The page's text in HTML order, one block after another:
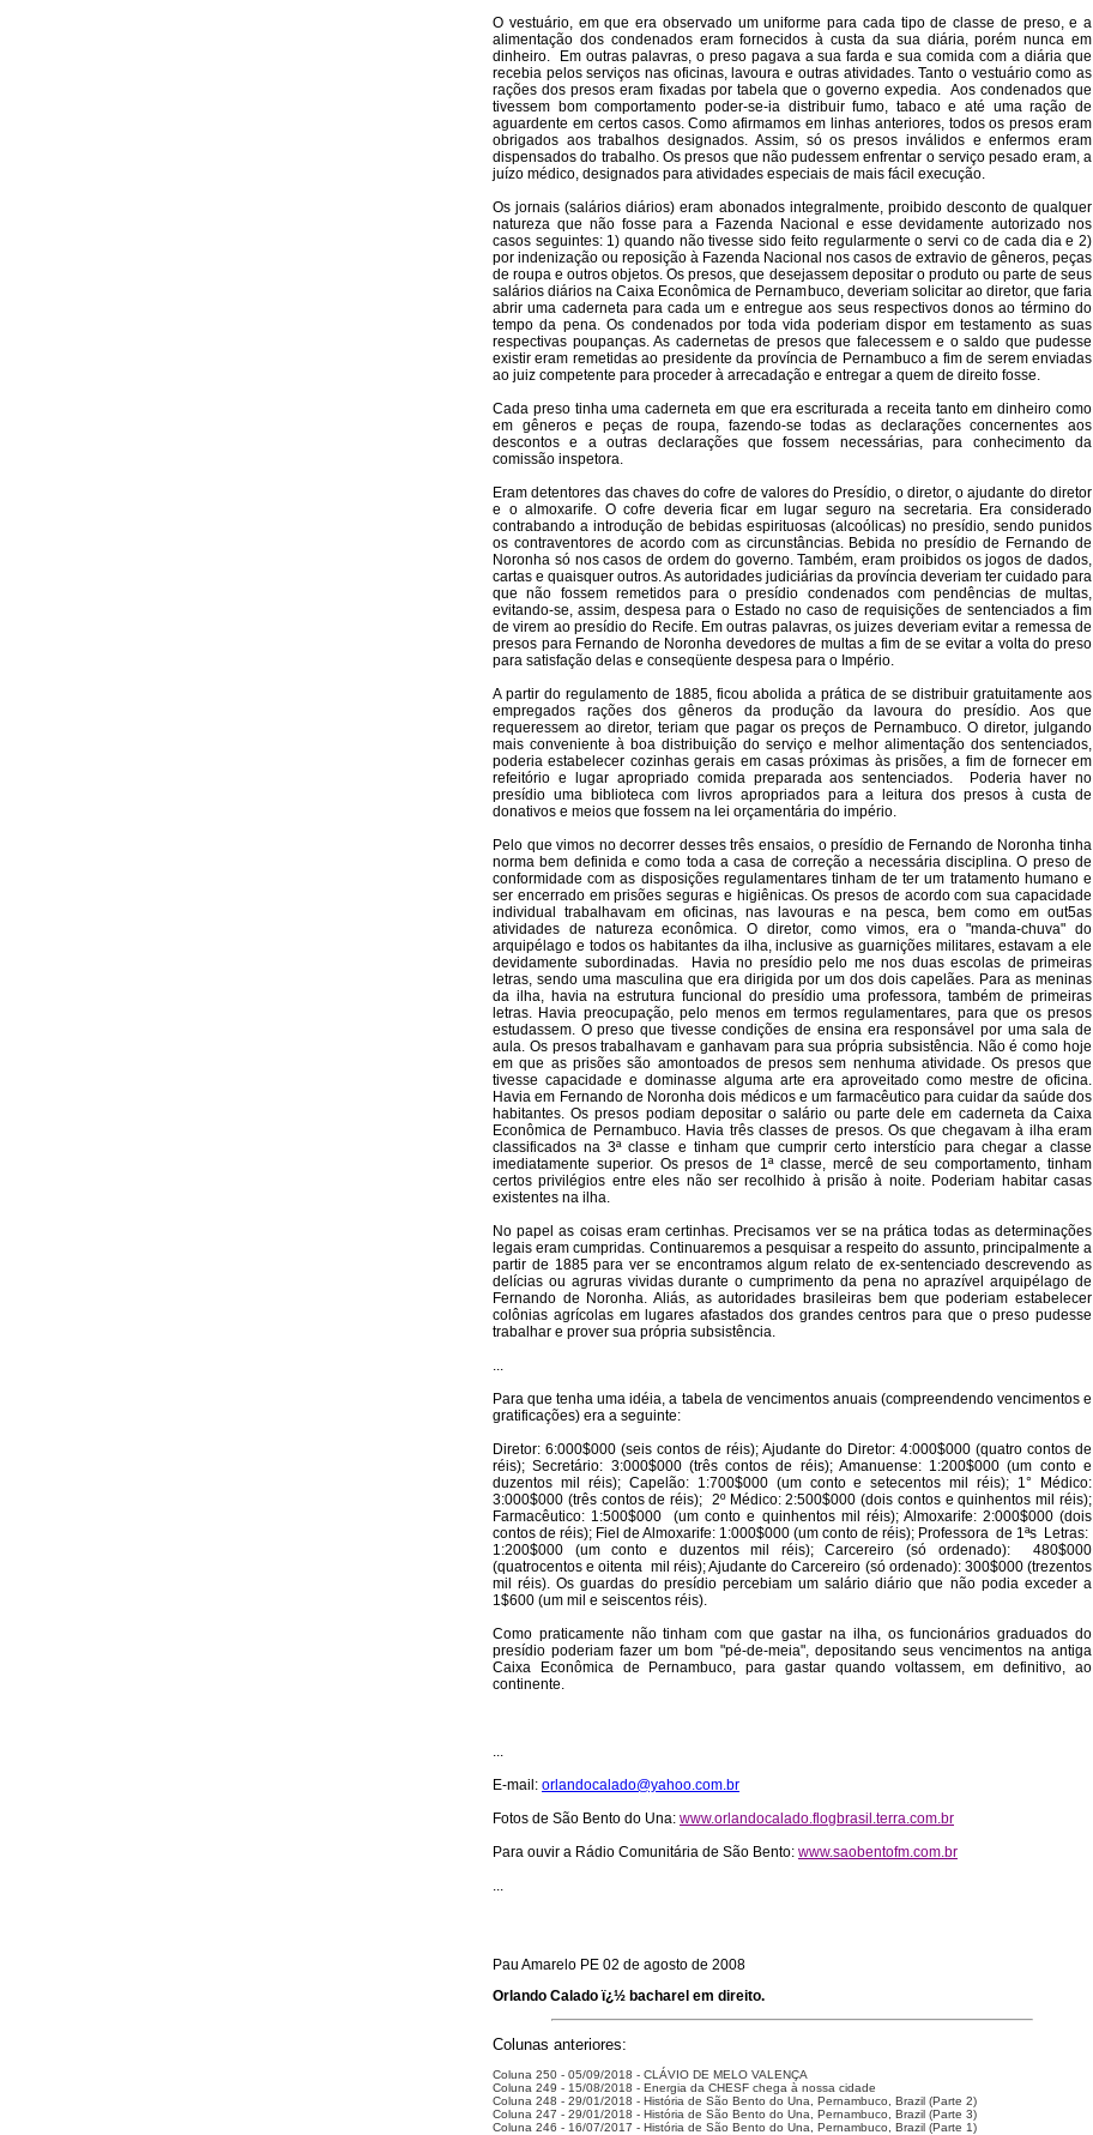
O vestuário, em que era observado um uniforme para cada tipo de classe de preso, e a
alimentação dos condenados eram fornecidos à custa da sua diária, porém nunca em
dinheiro.
Em outras palavras, o preso pagava a sua farda e sua comida com a diária que
recebia pelos serviços nas oficinas, lavoura e outras atividades. Tanto o vestuário como as
rações dos presos eram fixadas por tabela que o governo expedia. Aos condenados que
tivessem bom comportamento poder-se-ia distribuir fumo, tabaco e até uma ração de
aguardente em certos casos. Como afirmamos em linhas anteriores, todos os presos eram
obrigados aos trabalhos designados. Assim, só os presos inválidos e enfermos eram
dispensados do trabalho. Os presos que não pudessem enfrentar o serviço pesado eram, a
juízo médico, designados para atividades especiais de mais fácil execução.
Os jornais (salários diários) eram abonados integralmente, proibido desconto de qualquer
natureza que não fosse para a Fazenda Nacional e esse devidamente autorizado nos
casos seguintes: 1) quando não tivesse sido feito regularmente o servi co de cada dia e 2)
por indenização ou reposição à Fazenda Nacional nos casos de extravio de gêneros, peças
de roupa e outros objetos. Os presos, que desejassem depositar o produto ou parte de seus
salários diários na Caixa Econômica de Pernambuco, deveriam solicitar ao diretor, que faria
abrir uma caderneta para cada um e entregue aos seus respectivos donos ao término do
tempo da pena. Os condenados por toda vida poderiam dispor em testamento as suas
respectivas poupanças. As cadernetas de presos que falecessem e o saldo que pudesse
existir eram remetidas ao presidente da província de Pernambuco a fim de serem enviadas
ao juiz competente para proceder à arrecadação e entregar a quem de direito fosse.
Cada preso tinha uma caderneta em que era escriturada a receita tanto em dinheiro como
em gêneros e peças de roupa, fazendo-se todas as declarações concernentes aos
descontos e a outras declarações que fossem necessárias, para conhecimento da
comissão inspetora.
Eram detentores das chaves do cofre de valores do Presídio, o diretor, o ajudante do diretor
e o almoxarife. O cofre deveria ficar em lugar seguro na secretaria. Era considerado
contrabando a introdução de bebidas espirituosas (alcoólicas) no presídio, sendo punidos
os contraventores de acordo com as circunstâncias. Bebida no presídio de Fernando de
Noronha só nos casos de ordem do governo. Também, eram proibidos os jogos de dados,
cartas e quaisquer outros. As autoridades judiciárias da província deveriam ter cuidado para
que não fossem remetidos para o presídio condenados com pendências de multas,
evitando-se, assim, despesa para o Estado no caso de requisições de sentenciados a fim
de virem ao presídio do Recife. Em outras palavras, os juizes deveriam evitar a remessa de
presos para Fernando de Noronha devedores de multas a fim de se evitar a volta do preso
para satisfação delas e conseqüente despesa para o Império.
A partir do regulamento de 1885, ficou abolida a prática de se distribuir gratuitamente aos
empregados rações dos gêneros da produção da lavoura do presídio. Aos que
requeressem ao diretor, teriam que pagar os preços de Pernambuco. O diretor, julgando
mais conveniente à boa distribuição do serviço e melhor alimentação dos sentenciados,
poderia estabelecer cozinhas gerais em casas próximas às prisões, a fim de fornecer em
refeitório e lugar apropriado comida preparada aos sentenciados.
Poderia haver no
presídio uma biblioteca com livros apropriados para a leitura dos presos à custa de
donativos e meios que fossem na lei orçamentária do império.
Pelo que vimos no decorrer desses três ensaios, o presídio de Fernando de Noronha tinha
norma bem definida e como toda a casa de correção a necessária disciplina. O preso de
conformidade com as disposições regulamentares tinham de ter um tratamento humano e
ser encerrado em prisões seguras e higiênicas. Os presos de acordo com sua capacidade
individual trabalhavam em oficinas, nas lavouras e na pesca, bem como em out5as
atividades de natureza econômica. O diretor, como vimos, era o "manda-chuva" do
arquipélago e todos os habitantes da ilha, inclusive as guarnições militares, estavam a ele
devidamente subordinadas.
Havia no presídio pelo me nos duas escolas de primeiras
letras, sendo uma masculina que era dirigida por um dos dois capelães. Para as meninas
da ilha, havia na estrutura funcional do presídio uma professora, também de primeiras
letras. Havia preocupação, pelo menos em termos regulamentares, para que os presos
estudassem. O preso que tivesse condições de ensina era responsável por uma sala de
aula. Os presos trabalhavam e ganhavam para sua própria subsistência. Não é como hoje
em que as prisões são amontoados de presos sem nenhuma atividade. Os presos que
tivesse capacidade e dominasse alguma arte era aproveitado como mestre de oficina.
Havia em Fernando de Noronha dois médicos e um farmacêutico para cuidar da saúde dos
habitantes. Os presos podiam depositar o salário ou parte dele em caderneta da Caixa
Econômica de Pernambuco. Havia três classes de presos. Os que chegavam à ilha eram
classificados na 3ª classe e tinham que cumprir certo interstício para chegar a classe
imediatamente superior. Os presos de 1ª classe, mercê de seu comportamento, tinham
certos privilégios entre eles não ser recolhido à prisão à noite. Poderiam habitar casas
existentes na ilha.
No papel as coisas eram certinhas. Precisamos ver se na prática todas as determinações
legais eram cumpridas. Continuaremos a pesquisar a respeito do assunto, principalmente a
partir de 1885 para ver se encontramos algum relato de ex-sentenciado descrevendo as
delícias ou agruras vividas durante o cumprimento da pena no aprazível arquipélago de
Fernando de Noronha. Aliás, as autoridades brasileiras bem que poderiam estabelecer
colônias agrícolas em lugares afastados dos grandes centros para que o preso pudesse
trabalhar e prover sua própria subsistência.
...
Para que tenha uma idéia, a tabela de vencimentos anuais (compreendendo vencimentos e
gratificações) era a seguinte:
Diretor: 6:000$000 (seis contos de réis); Ajudante do Diretor: 4:000$000 (quatro contos de
réis); Secretário: 3:000$000 (três contos de réis); Amanuense: 1:200$000 (um conto e
duzentos mil réis); Capelão: 1:700$000 (um conto e setecentos mil réis); 1° Médico:
3:000$000 (três contos de réis); 2º Médico: 2:500$000 (dois contos e quinhentos mil réis);
Farmacêutico: 1:500$000
(um conto e quinhentos mil réis); Almoxarife: 2:000$000 (dois
contos de réis); Fiel de Almoxarife: 1:000$000 (um conto de réis); Professora de 1ªs Letras:
1:200$000 (um conto e duzentos mil réis); Carcereiro (só ordenado):
480$000
(quatrocentos e oitenta mil réis); Ajudante do Carcereiro (só ordenado): 300$000 (trezentos
mil réis). Os guardas do presídio percebiam um salário diário que não podia exceder a
1$600 (um mil e seiscentos réis).
Como praticamente não tinham com que gastar na ilha, os funcionários graduados do
presídio poderiam fazer um bom "pé-de-meia", depositando seus vencimentos na antiga
Caixa Econômica de Pernambuco, para gastar quando voltassem, em definitivo, ao
continente.
...
E-mail: orlandocalado@yahoo.com.br
Fotos de São Bento do Una: www.orlandocalado.flogbrasil.terra.com.br
Para ouvir a Rádio Comunitária de São Bento: www.saobentofm.com.br
...
Pau Amarelo PE 02 de agosto de 2008
Orlando Calado ï¿½ bacharel em direito.
Colunas anteriores:
Coluna 250 - 05/09/2018 - CLÁVIO DE MELO VALENÇA
Coluna 249 - 15/08/2018 - Energia da CHESF chega à nossa cidade
Coluna 248 - 29/01/2018 - História de São Bento do Una, Pernambuco, Brazil (Parte 2)
Coluna 247 - 29/01/2018 - História de São Bento do Una, Pernambuco, Brazil (Parte 3)
Coluna 246 - 16/07/2017 - História de São Bento do Una, Pernambuco, Brazil (Parte 1)